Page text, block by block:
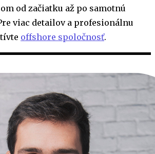
od začiatku až po samotnú
viac detailov a profesionálnu
offshore spoločnosť.